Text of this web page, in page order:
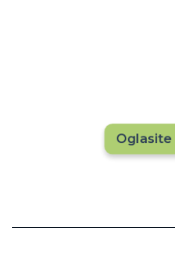
Oglasite